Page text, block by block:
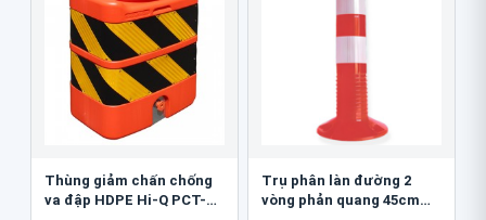
Thùng giảm chấn chống
va đập HDPE Hi-Q PCT-
Trụ phân làn đường 2
vòng phản quang 45cm